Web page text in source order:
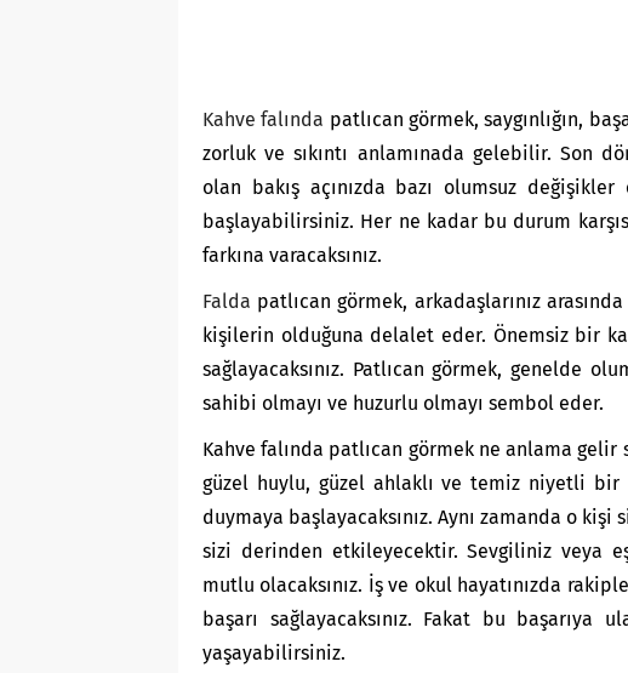
Kahve falında patlıcan görmek, saygınlığın,
zorluk ve sıkıntı anlamınada gelebilir. Son
olan bakış açınızda bazı olumsuz
başlayabilirsiniz. Her ne kadar bu durum
farkına varacaksınız.
Falda patlıcan görmek, arkadaşlarınız
kişilerin olduğuna delalet eder. Önemsiz bir
sağlayacaksınız. Patlıcan görmek, genelde
sahibi olmayı ve huzurlu olmayı sembol eder.
Kahve falında patlıcan görmek ne anlama
güzel huylu, güzel ahlaklı ve temiz niyetli bir
duymaya başlayacaksınız. Aynı zamanda o
sizi derinden etkileyecektir. Sevgiliniz veya
mutlu olacaksınız. İş ve okul hayatınızda
başarı sağlayacaksınız. Fakat bu başarıya
yaşayabilirsiniz.